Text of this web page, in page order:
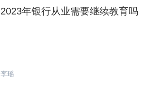
2023年银行从业需要继续教育吗
李瑶